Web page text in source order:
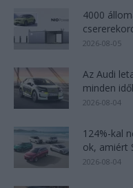
4000
2026-08-05
Az Audi
minden
2026-08-04
124%-kal
ok, amiért
2026-08-04